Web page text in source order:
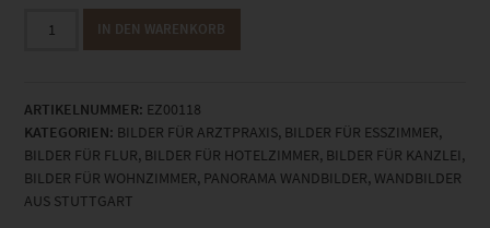
Heslach
Menge
IN DEN WARENKORB
ARTIKELNUMMER: EZ00118
KATEGORIEN: BILDER FÜR ARZTPRAXIS, BILDER FÜR ESSZIMMER,
BILDER FÜR FLUR, BILDER FÜR HOTELZIMMER, BILDER FÜR KANZLEI,
BILDER FÜR WOHNZIMMER, PANORAMA WANDBILDER, WANDBILDER
AUS STUTTGART